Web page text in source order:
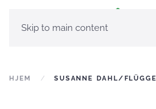
Skip to main content
HJEM SUSANNE DAHL/